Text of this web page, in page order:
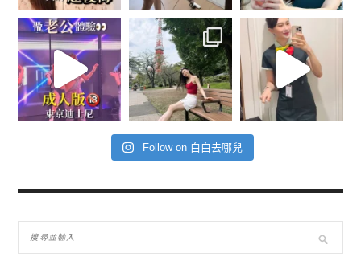
Follow on 白白去哪兒